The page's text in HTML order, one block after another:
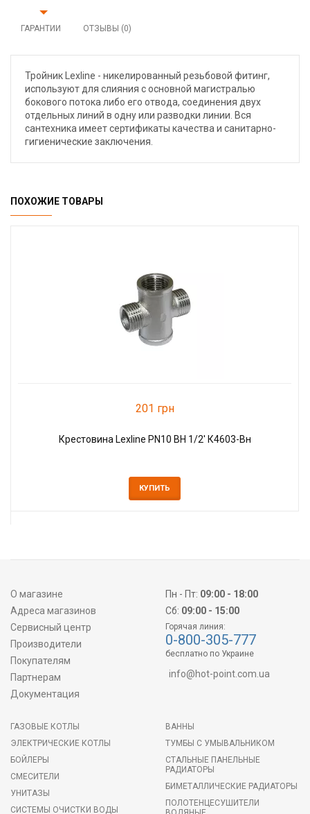
ГАРАНТИИ ОТЗЫВЫ (0)
Тройник Lexline - никелированный резьбовой фитинг,
используют для слияния с основной магистралью
бокового потока либо его отвода, соединения двух
отдельных линий в одну или разводки линии. Вся
сантехника имеет сертификаты качества и санитарно-
гигиенические заключения.
ПОХОЖИЕ ТОВАРЫ
201 грн
Крестовина Lexline PN10 ВН 1/2' К4603-Вн
КУПИТЬ
О магазине
Адреса магазинов
Сервисный центр
Производители
Покупателям
Партнерам
Документация
Пн - Пт: 09:00 - 18:00
Сб: 09:00 - 15:00
Горячая линия:
0-800-305-777
бесплатно по Украине
info@hot-point.com.ua
ГАЗОВЫЕ КОТЛЫ
ЭЛЕКТРИЧЕСКИЕ КОТЛЫ
БОЙЛЕРЫ
СМЕСИТЕЛИ
УНИТАЗЫ
СИСТЕМЫ ОЧИСТКИ ВОДЫ
ВАННЫ
ТУМБЫ С УМЫВАЛЬНИКОМ
СТАЛЬНЫЕ ПАНЕЛЬНЫЕ
РАДИАТОРЫ
БИМЕТАЛЛИЧЕСКИЕ РАДИАТОРЫ
ПОЛОТЕНЦЕСУШИТЕЛИ